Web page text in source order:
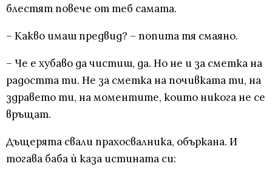
блестят повече от теб самата.
– Какво имаш предвид? – попита тя смаяно.
– Че е хубаво да чистиш, да. Но не и за сметка на
радостта ти. Не за сметка на почивката ти, на
здравето ти, на моментите, които никога не се
връщат.
Дъщерята свали прахосвалника, объркана. И
тогава баба ѝ каза истината си: